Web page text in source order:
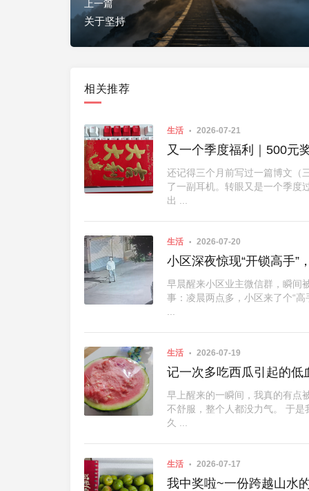
上一篇
关于坚持
相关推荐
生活 2026-07-21
又一个季度福利｜500元
还记得三个月前写过一篇博文
了一副耳机。转眼又是一个季度
出 ...
生活 2026-07-20
小区深夜惊现“开锁高手”
早晨醒来小区业主微信群，瞬间
事：凌晨两点多，小区来了个“
生活 2026-07-19
记一次多吃西瓜引起的低
早上醒来的一瞬间，我真的有点
不舒服，整个人都没力气。 于
久 ...
生活 2026-07-17
我中奖啦~一份跨越山水